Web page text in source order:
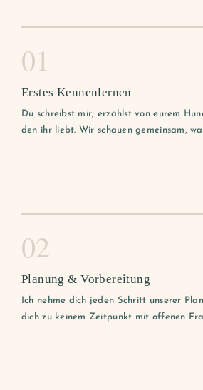
01
Erstes Kennenlernen
Du schreibst mir, erzählst von eurem
den ihr liebt. Wir schauen gemeinsam,
02
Planung & Vorbereitung
Ich nehme dich jeden Schritt unserer
dich zu keinem Zeitpunkt mit offenen